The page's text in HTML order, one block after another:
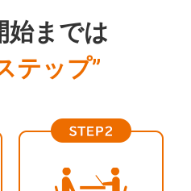
始までは
テップ”